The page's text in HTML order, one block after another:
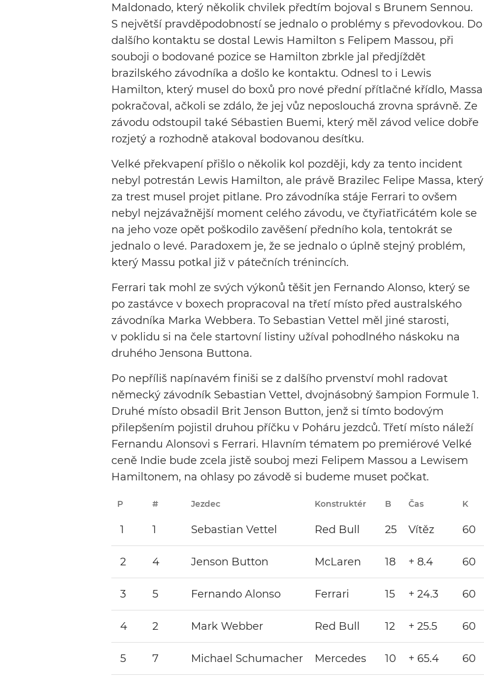
Maldonado, který několik chvilek předtím bojoval s Brunem Sennou.
S největší pravděpodobností se jednalo o problémy s převodovkou. Do
dalšího kontaktu se dostal Lewis Hamilton s Felipem Massou, při
souboji o bodované pozice se Hamilton zbrkle jal předjíždět
brazilského závodníka a došlo ke kontaktu. Odnesl to i Lewis
Hamilton, který musel do boxů pro nové přední přítlačné křídlo, Massa
pokračoval, ačkoli se zdálo, že jej vůz neposlouchá zrovna správně. Ze
závodu odstoupil také Sébastien Buemi, který měl závod velice dobře
rozjetý a rozhodně atakoval bodovanou desítku.
Velké překvapení přišlo o několik kol později, kdy za tento incident
nebyl potrestán Lewis Hamilton, ale právě Brazilec Felipe Massa, který
za trest musel projet pitlane. Pro závodníka stáje Ferrari to ovšem
nebyl nejzávažnější moment celého závodu, ve čtyřiatřicátém kole se
na jeho voze opět poškodilo zavěšení předního kola, tentokrát se
jednalo o levé. Paradoxem je, že se jednalo o úplně stejný problém,
který Massu potkal již v pátečních trénincích.
Ferrari tak mohl ze svých výkonů těšit jen Fernando Alonso, který se
po zastávce v boxech propracoval na třetí místo před australského
závodníka Marka Webbera. To Sebastian Vettel měl jiné starosti,
v poklidu si na čele startovní listiny užíval pohodlného náskoku na
druhého Jensona Buttona.
Po nepříliš napínavém finiši se z dalšího prvenství mohl radovat
německý závodník Sebastian Vettel, dvojnásobný šampion Formule 1.
Druhé místo obsadil Brit Jenson Button, jenž si tímto bodovým
přilepšením pojistil druhou příčku v Poháru jezdců. Třetí místo náleží
Fernandu Alonsovi s Ferrari. Hlavním tématem po premiérové Velké
ceně Indie bude zcela jistě souboj mezi Felipem Massou a Lewisem
Hamiltonem, na ohlasy po závodě si budeme muset počkat.
P # Jezdec Konstruktér B Čas K
1 1 Sebastian Vettel Red Bull 25 Vítěz 60
2 4 Jenson Button McLaren 18 + 8.4 60
3 5 Fernando Alonso Ferrari 15 + 24.3 60
4 2 Mark Webber Red Bull 12 + 25.5 60
5 7 Michael Schumacher Mercedes 10 + 65.4 60